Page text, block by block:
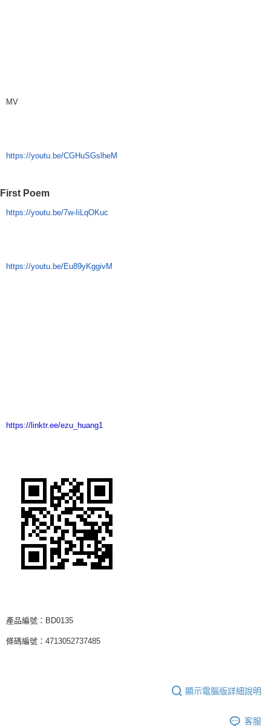
MV
https://youtu.be/CGHuSGslheM
First Poem
https://youtu.be/7w-IiLqOKuc
https://youtu.be/Eu89yKggivM
https://linktr.ee/ezu_huang1
產品編號：BD0135
條碼編號：4713052737485
顯示電腦版詳細說明
客服